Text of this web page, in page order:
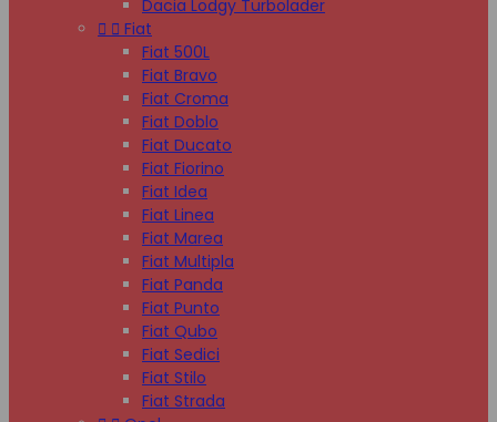
Dacia Lodgy Turbolader
  Fiat
Fiat 500L
Fiat Bravo
Fiat Croma
Fiat Doblo
Fiat Ducato
Fiat Fiorino
Fiat Idea
Fiat Linea
Fiat Marea
Fiat Multipla
Fiat Panda
Fiat Punto
Fiat Qubo
Fiat Sedici
Fiat Stilo
Fiat Strada